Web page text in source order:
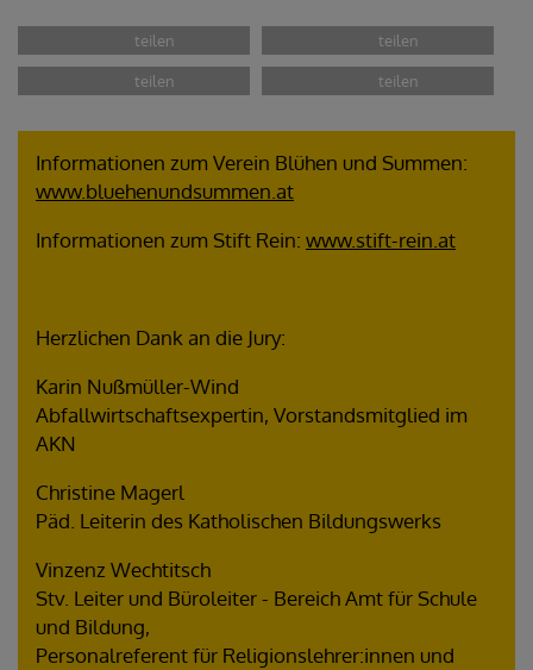
Informationen zum Verein Blühen und Summen:
www.bluehenundsummen.at
Informationen zum Stift Rein: www.stift-rein.at
Herzlichen Dank an die Jury:
Karin Nußmüller-Wind
Abfallwirtschaftsexpertin, Vorstandsmitglied im
AKN
Christine Magerl
Päd. Leiterin des Katholischen Bildungswerks
Vinzenz Wechtitsch
Stv. Leiter und Büroleiter - Bereich Amt für Schule
und Bildung,
Personalreferent für Religionslehrer:innen und